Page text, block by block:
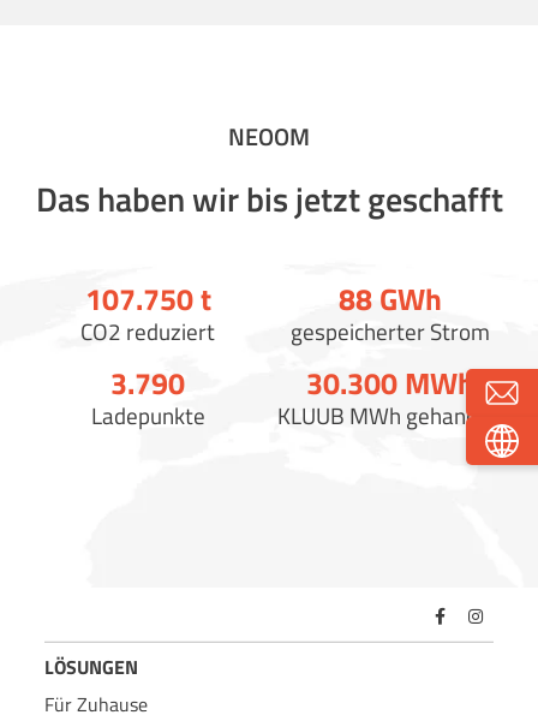
NEOOM
Das haben wir bis jetzt geschafft
107.750t
CO2 reduziert
88GWh
gespeicherter Strom
3.790
Ladepunkte
30.300MWh
KLUUB MWh gehandelt
LÖSUNGEN
Für Zuhause